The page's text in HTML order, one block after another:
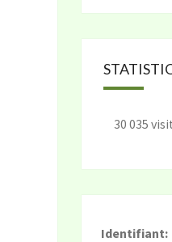
30 035
Identifiant: